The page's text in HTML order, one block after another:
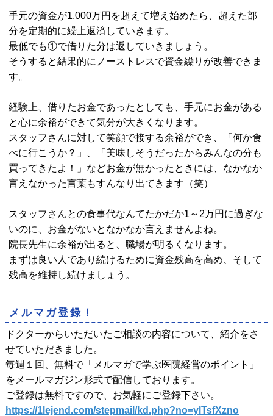
手元の資金が1,000万円を超えて増え始めたら、超えた部
分を定期的に繰上返済していきます。
最低でも①で借りた分は返していきましょう。
そうすると結果的にノーストレスで資金繰りが改善できま
す。
経験上、借りたお金であったとしても、手元にお金がある
と心に余裕ができて気分が大きくなります。
スタッフさんに対して笑顔で接する余裕ができ、「何か食
べに行こうか？」、「美味しそうだったからみんなの分も
買ってきたよ！」などお金が無かったときには、なかなか
言えなかった言葉もすんなり出てきます（笑）
スタッフさんとの食事代なんてたかだか1～2万円に過ぎな
いのに、お金がないとなかなか言えませんよね。
院長先生に余裕が出ると、職場が明るくなります。
まずは良い人であり続けるために資金残高を高め、そして
残高を維持し続けましょう。
メルマガ登録！
ドクターからいただいたご相談の内容について、紹介をさ
せていただきました。
毎週１回、無料で「メルマガで学ぶ医院経営のポイント」
をメールマガジン形式で配信しております。
ご登録は無料ですので、お気軽にご登録下さい。
https://1lejend.com/stepmail/kd.php?no=ylTsfXzno